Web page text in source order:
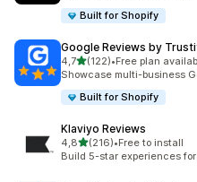
Built for Shopify
Google Reviews by
4,75 yıldız üzerinden
(122)
toplam 122 değerlendirme
•Free plan
Showcase multi-business
Built for Shopify
Klaviyo Reviews
4,85 yıldız üzerinden
(216)
toplam 216 değerlendirme
•Free to install
Build 5-star experiences